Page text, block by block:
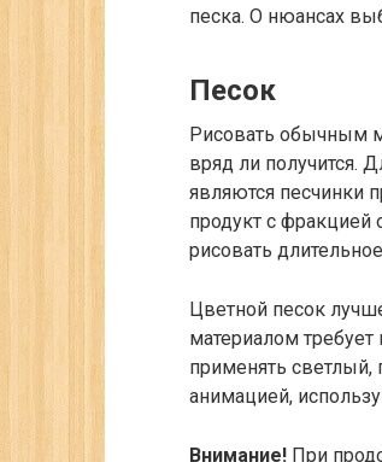
песка. О нюансах
Песок
Рисовать обычным
вряд ли получится.
являются песчинки
продукт с фракцией
рисовать
Цветной песок
материалом
применять
анимацией,
Внимание! При